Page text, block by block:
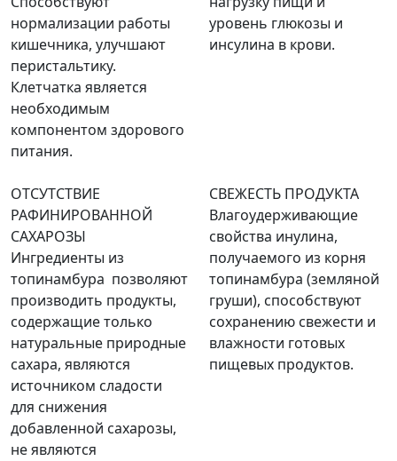
нормализации работы
кишечника, улучшают
перистальтику.
Клетчатка является
необходимым
компонентом здорового
питания.
уровень глюкозы и
инсулина в крови.
ОТСУТСТВИЕ
РАФИНИРОВАННОЙ
САХАРОЗЫ
Ингредиенты из
топинамбура позволяют
производить продукты,
содержащие только
натуральные природные
сахара, являются
источником сладости
для снижения
добавленной сахарозы,
не являются
СВЕЖЕСТЬ ПРОДУКТА
Влагоудерживающие
свойства инулина,
получаемого из корня
топинамбура (земляной
груши), способствуют
сохранению свежести и
влажности готовых
пищевых продуктов.